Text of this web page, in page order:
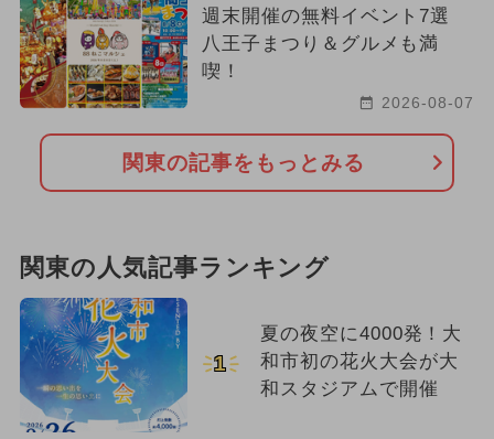
週末開催の無料イベント7選
八王子まつり＆グルメも満
喫！
2026-08-07
関東の記事をもっとみる
関東の人気記事ランキング
1
夏の夜空に4000発！大
和市初の花火大会が大
和スタジアムで開催